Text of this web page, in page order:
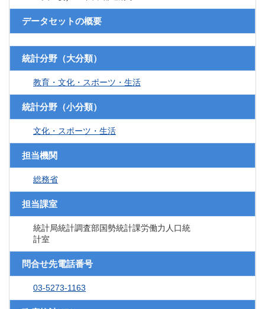
データセットの概要
統計分野（大分類）
教育・文化・スポーツ・生活
統計分野（小分類）
文化・スポーツ・生活
担当機関
総務省
担当課室
統計局統計調査部国勢統計課労働力人口統
計室
問合せ先電話番号
03-5273-1163